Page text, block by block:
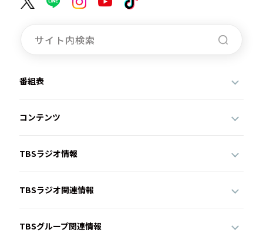
番組表
コンテンツ
TBSラジオ情報
TBSラジオ関連情報
TBSグループ関連情報